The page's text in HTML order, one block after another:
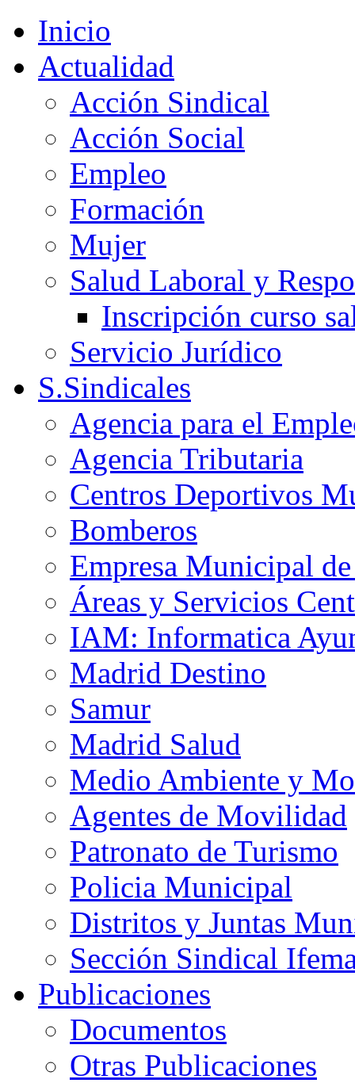
Inicio
Actualidad
Acción Sindical
Acción Social
Empleo
Formación
Mujer
Salud Laboral y
Inscripción curso
Servicio Jurídico
S.Sindicales
Agencia para el
Agencia Tributaria
Centros Deportivos
Bomberos
Empresa Municipal
Áreas y Servicios
IAM: Informatica
Madrid Destino
Samur
Madrid Salud
Medio Ambiente y
Agentes de Movilidad
Patronato de Turismo
Policia Municipal
Distritos y Juntas
Sección Sindical
Publicaciones
Documentos
Otras Publicaciones